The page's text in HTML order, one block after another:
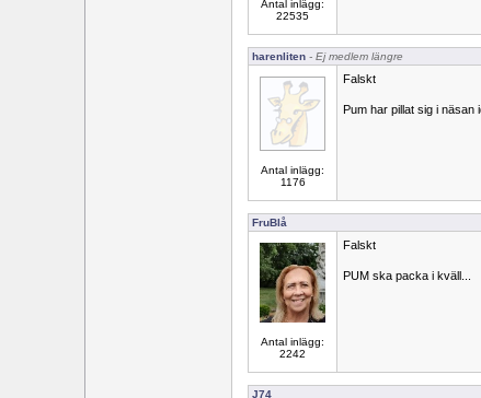
Antal inlägg:
22535
harenliten - Ej medlem längre
Antal inlägg:
1176
Falskt
Pum har pillat sig i näsan
FruBlå
Antal inlägg:
2242
Falskt
PUM ska packa i kväll...
J74